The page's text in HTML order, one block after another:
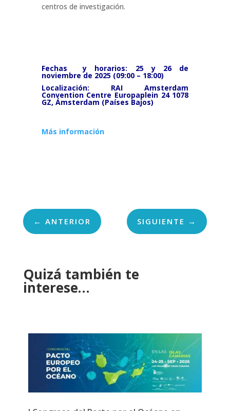
centros de investigación.
Fechas y horarios: 25 y 26 de
noviembre de 2025 (09:00 – 18:00)
Localización: RAI Amsterdam
Convention Centre Europaplein 24 1078
GZ, Ámsterdam (Países Bajos)
Más información
← ANTERIOR SIGUIENTE →
Quizá también te
interese…